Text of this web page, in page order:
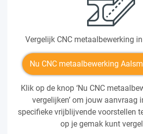
Vergelijk CNC metaalbewerking
Nu CNC metaalbewerking
Klik op de knop ‘Nu CNC
vergelijken’ om jouw aanvraag
specifieke vrijblijvende voorstellen
op je gemak kunt